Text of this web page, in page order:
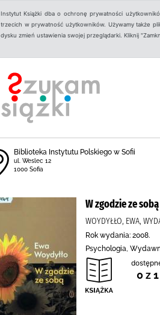
Instytut Książki dba o ochronę prywatności
trzecich w prywatność użytkowników. Używamy także
dysku zmień ustawienia swojej przeglądarki. Kliknij
Biblioteka Instytutu Polskiego w Sofii
ul. Weslec 12
1000 Sofia
W zgodzie ze sobą
WOYDYŁŁO, EWA,
Rok wydania: 2008.
Psychologia,
0 z 1